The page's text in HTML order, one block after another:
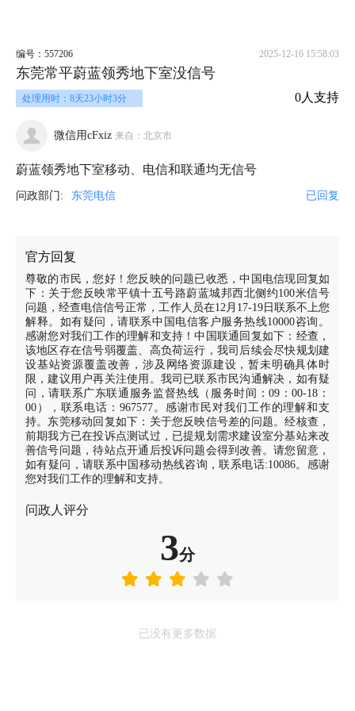
编号：557206 2025-12-16 15:58:03
东莞常平蔚蓝领秀地下室没信号
处理用时：8天23小时3分 0人支持
微信用cFxiz 来自：北京市
蔚蓝领秀地下室移动、电信和联通均无信号
问政部门: 东莞电信 已回复
官方回复
尊敬的市民，您好！您反映的问题已收悉，中国电信现回复如
下：关于您反映常平镇十五号路蔚蓝城邦西北侧约100米信号
问题，经查电信信号正常，工作人员在12月17-19日联系不上您
解释。如有疑问，请联系中国电信客户服务热线10000咨询。
感谢您对我们工作的理解和支持！中国联通回复如下：经查，
该地区存在信号弱覆盖、高负荷运行，我司后续会尽快规划建
设基站资源覆盖改善，涉及网络资源建设，暂未明确具体时
限，建议用户再关注使用。我司已联系市民沟通解决，如有疑
问，请联系广东联通服务监督热线（服务时间：09：00-18：
00），联系电话：967577。感谢市民对我们工作的理解和支
持。东莞移动回复如下：关于您反映信号差的问题。经核查，
前期我方已在投诉点测试过，已提规划需求建设室分基站来改
善信号问题，待站点开通后投诉问题会得到改善。请您留意，
如有疑问，请联系中国移动热线咨询，联系电话:10086。感谢
您对我们工作的理解和支持。
问政人评分
3分
已没有更多数据